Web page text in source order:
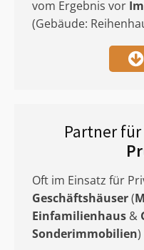
vom Ergebnis vor
(Gebäude:
Partner
Oft im Einsatz für
Geschäftshäuser(
Einfamilienhaus &
Sonderimmobilien)